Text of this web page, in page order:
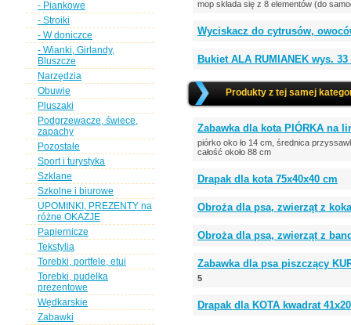
- Piankowe
- Stroiki
- W doniczce
- Wianki, Girlandy,
Bluszcze
Narzędzia
Obuwie
Pluszaki
Podgrzewacze, świece,
zapachy
Pozostałe
Sport i turystyka
Szklane
Szkolne i biurowe
UPOMINKI, PREZENTY na
różne OKAZJE
Papiernicze
Tekstylia
Torebki, portfele, etui
Torebki, pudełka
prezentowe
Wędkarskie
Zabawki
mop składa się z 8 elementów (do
Wyciskacz do cytrusów,
Bukiet ALA RUMIANEK wys.
Produkty z tej samej
Zabawka dla kota PIÓRKA na
piórko oko ło 14 cm, średnica
całość około 88 cm
Drapak dla kota 75x40x40 cm
Obroża dla psa, zwierząt z
Obroża dla psa, zwierząt z
Zabawka dla psa piszczący
5
Drapak dla KOTA kwadrat